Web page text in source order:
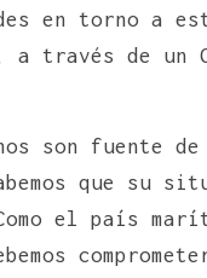
en torno a
a través de un
son fuente
que su
el país